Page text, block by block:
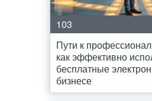
103
Пути к
как эффективно
бесплатные
бизнесе